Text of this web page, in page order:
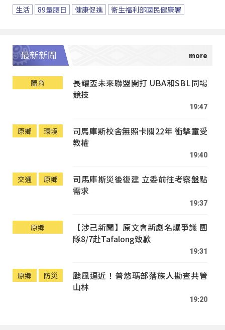
生活 89量腰日 健康促進 衛生福利部國民健康署
最新新聞
體育
長耀盃未來聯盟開打 UBA和SBL同場
競技
19:47
原鄉 環境
司馬庫斯校舍無照卡關22年 衝擊童受
教權
19:40
交通 原鄉
司馬庫斯災後復建 立委前往考察盤點
需求
19:37
原鄉
【涉己新聞】原文會新劇名爆爭議 團
隊8/7赴Tafalong致歉
19:31
原鄉 防災
颱風逼近！普悠瑪部落族人勘查共管
山林
19:20